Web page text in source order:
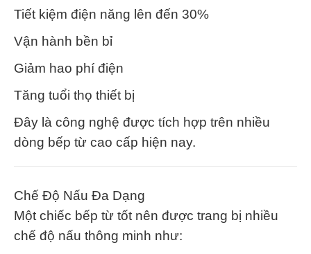
Tiết kiệm điện năng lên đến 30%
Vận hành bền bỉ
Giảm hao phí điện
Tăng tuổi thọ thiết bị
Đây là công nghệ được tích hợp trên nhiều
dòng bếp từ cao cấp hiện nay.
Chế Độ Nấu Đa Dạng
Một chiếc bếp từ tốt nên được trang bị nhiều
chế độ nấu thông minh như: